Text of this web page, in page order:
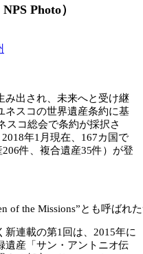
Photo）
み出され、未来へと受け継
ネスコの世界遺産条約に基
スコ総会で条約が採択さ
年1月現在、167カ国で
件、複合遺産35件）が登
of the Missions”とも呼ばれ
連載の第1回は、2015年に
遺産「サン・アントニオ伝